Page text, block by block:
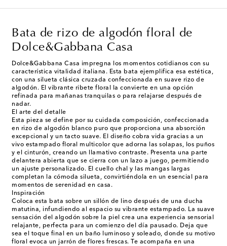
Bata de rizo de algodón floral de
Dolce&Gabbana Casa
Dolce&Gabbana Casa impregna los momentos cotidianos con su
característica vitalidad italiana. Esta bata ejemplifica esa estética,
con una silueta clásica cruzada confeccionada en suave rizo de
algodón. El vibrante ribete floral la convierte en una opción
refinada para mañanas tranquilas o para relajarse después de
nadar.
El arte del detalle
Esta pieza se define por su cuidada composición, confeccionada
en rizo de algodón blanco puro que proporciona una absorción
excepcional y un tacto suave. El diseño cobra vida gracias a un
vivo estampado floral multicolor que adorna las solapas, los puños
y el cinturón, creando un llamativo contraste. Presenta una parte
delantera abierta que se cierra con un lazo a juego, permitiendo
un ajuste personalizado. El cuello chal y las mangas largas
completan la cómoda silueta, convirtiéndola en un esencial para
momentos de serenidad en casa.
Inspiración
Coloca esta bata sobre un sillón de lino después de una ducha
matutina, infundiendo al espacio su vibrante estampado. La suave
sensación del algodón sobre la piel crea una experiencia sensorial
relajante, perfecta para un comienzo del día pausado. Deja que
sea el toque final en un baño luminoso y soleado, donde su motivo
floral evoca un jarrón de flores frescas. Te acompaña en una